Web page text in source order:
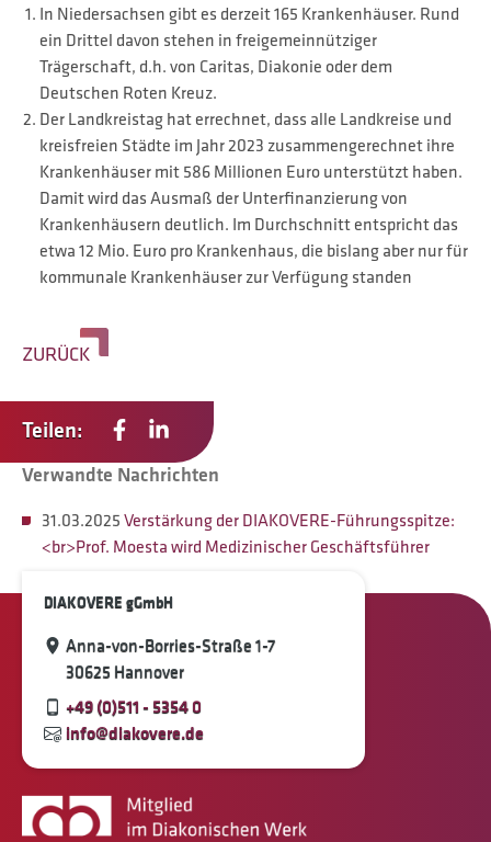
In Niedersachsen gibt es derzeit 165 Krankenhäuser. Rund
ein Drittel davon stehen in freigemeinnütziger
Trägerschaft, d.h. von Caritas, Diakonie oder dem
Deutschen Roten Kreuz.
Der Landkreistag hat errechnet, dass alle Landkreise und
kreisfreien Städte im Jahr 2023 zusammengerechnet ihre
Krankenhäuser mit 586 Millionen Euro unterstützt haben.
Damit wird das Ausmaß der Unterfinanzierung von
Krankenhäusern deutlich. Im Durchschnitt entspricht das
etwa 12 Mio. Euro pro Krankenhaus, die bislang aber nur für
kommunale Krankenhäuser zur Verfügung standen
ZURÜCK
Teilen:
Verwandte Nachrichten
31.03.2025Verstärkung der DIAKOVERE-Führungsspitze:
<br>Prof. Moesta wird Medizinischer Geschäftsführer
DIAKOVERE gGmbH
Anna-von-Borries-Straße 1-7
30625 Hannover
+49 (0)511 - 5354 0
info@diakovere.de